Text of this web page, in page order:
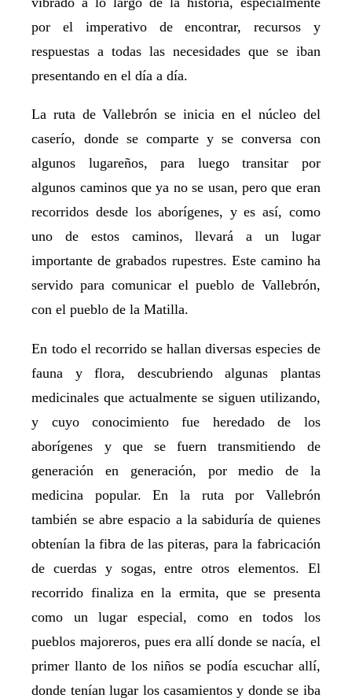
por el imperativo de encontrar, recursos y
respuestas a todas las necesidades que se iban
presentando en el día a día.
La ruta de Vallebrón se inicia en el núcleo del
caserío, donde se comparte y se conversa con
algunos lugareños, para luego transitar por
algunos caminos que ya no se usan, pero que eran
recorridos desde los aborígenes, y es así, como
uno de estos caminos, llevará a un lugar
importante de grabados rupestres. Este camino ha
servido para comunicar el pueblo de Vallebrón,
con el pueblo de la Matilla.
En todo el recorrido se hallan diversas especies de
fauna y flora, descubriendo algunas plantas
medicinales que actualmente se siguen utilizando,
y cuyo conocimiento fue heredado de los
aborígenes y que se fuern transmitiendo de
generación en generación, por medio de la
medicina popular. En la ruta por Vallebrón
también se abre espacio a la sabiduría de quienes
obtenían la fibra de las piteras, para la fabricación
de cuerdas y sogas, entre otros elementos. El
recorrido finaliza en la ermita, que se presenta
como un lugar especial, como en todos los
pueblos majoreros, pues era allí donde se nacía, el
primer llanto de los niños se podía escuchar allí,
donde tenían lugar los casamientos y donde se iba